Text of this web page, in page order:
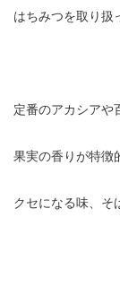
はちみつを取り扱
定番のアカシアや
果実の香りが特徴
クセになる味、そ